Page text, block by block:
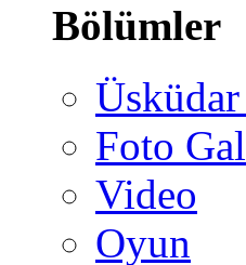
Bölümler
Foto
Video
Oyun